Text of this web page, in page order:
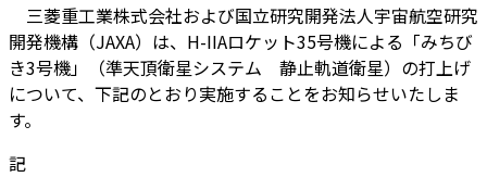
三菱重工業株式会社および国立研究開発法人宇宙航空研究
開発機構（JAXA）は、H-IIAロケット35号機による「みちび
き3号機」（準天頂衛星システム 静止軌道衛星）の打上げ
について、下記のとおり実施することをお知らせいたしま
す。
記